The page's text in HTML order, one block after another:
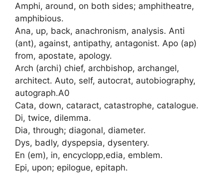
Amphi, around, on both sides; amphitheatre,
amphibious.
Ana, up, back, anachronism, analysis. Anti
(ant), against, antipathy, antagonist. Apo (ap)
from, apostate, apology.
Arch (archi) chief, archbishop, archangel,
architect. Auto, self, autocrat, autobiography,
autograph.A0
Cata, down, cataract, catastrophe, catalogue.
Di, twice, dilemma.
Dia, through; diagonal, diameter.
Dys, badly, dyspepsia, dysentery.
En (em), in, encyclopp,edia, emblem.
Epi, upon; epilogue, epitaph.